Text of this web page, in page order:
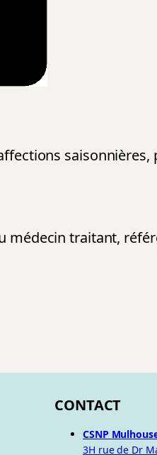
saisonnières,
médecin traitant,
CONTACT
CSNP
3H rue de Dr